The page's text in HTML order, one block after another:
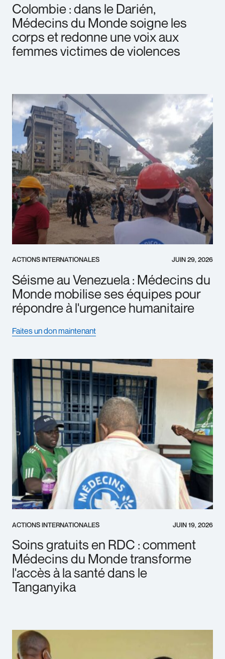
Colombie : dans le Darién,
Médecins du Monde soigne les
corps et redonne une voix aux
femmes victimes de violences
ACTIONS INTERNATIONALES JUIN 29, 2026
Séisme au Venezuela : Médecins du
Monde mobilise ses équipes pour
répondre à l'urgence humanitaire
Faites un don maintenant
ACTIONS INTERNATIONALES JUIN 19, 2026
Soins gratuits en RDC : comment
Médecins du Monde transforme
l'accès à la santé dans le
Tanganyika